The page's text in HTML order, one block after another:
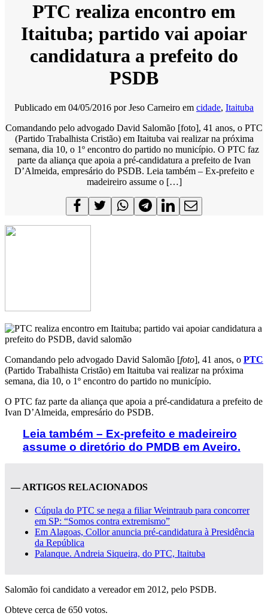
PTC realiza encontro em
Itaituba; partido vai apoiar
candidatura a prefeito do
PSDB
Publicado em 04/05/2016 porJeso Carneiro em cidade, Itaituba
Comandando pelo advogado David Salomão [foto], 41 anos, o PTC
(Partido Trabalhista Cristão) em Itaituba vai realizar na próxima
semana, dia 10, o 1º encontro do partido no município. O PTC faz
parte da aliança que apoia a pré-candidatura a prefeito de Ivan
D’Almeida, empresário do PSDB. Leia também – Ex-prefeito e
madeireiro assume o […]
Comandando pelo advogado David Salomão [foto], 41 anos, o PTC
(Partido Trabalhista Cristão) em Itaituba vai realizar na próxima
semana, dia 10, o 1º encontro do partido no município.
O PTC faz parte da aliança que apoia a pré-candidatura a prefeito de
Ivan D’Almeida, empresário do PSDB.
Leia também – Ex-prefeito e madeireiro
assume o diretório do PMDB em Aveiro.
— ARTIGOS RELACIONADOS
Cúpula do PTC se nega a filiar Weintraub para concorrer
em SP: “Somos contra extremismo”
Em Alagoas, Collor anuncia pré-candidatura à Presidência
da República
Palanque. Andreia Siqueira, do PTC, Itaituba
Salomão foi candidato a vereador em 2012, pelo PSDB.
Obteve cerca de 650 votos.